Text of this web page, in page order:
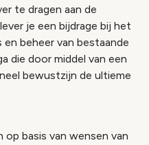
te dragen aan de
je een bijdrage bij het
beheer van bestaande
die door middel van een
bewustzijn de ultieme
basis van wensen van